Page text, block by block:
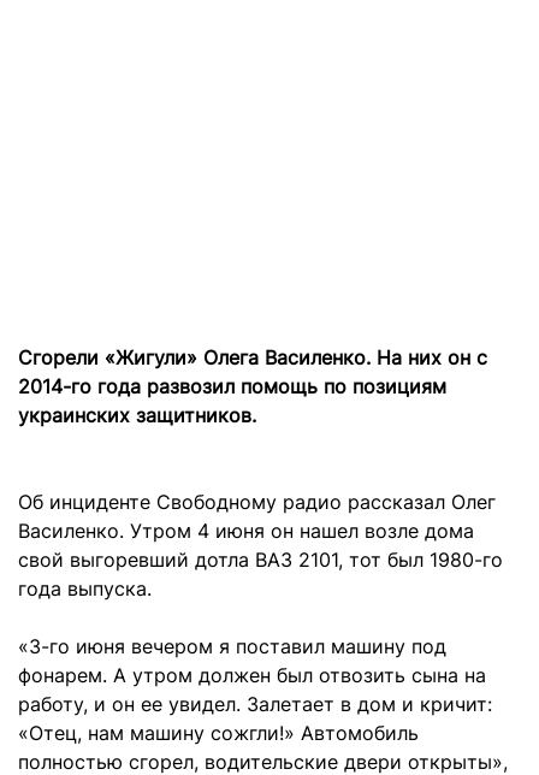
Сгорели «Жигули» Олега Василенко. На них он с
2014-го года развозил помощь по позициям
украинских защитников.
Об инциденте Свободному радио рассказал Олег
Василенко. Утром 4 июня он нашел возле дома
свой выгоревший дотла ВАЗ 2101, тот был 1980-го
года выпуска.
«3-го июня вечером я поставил машину под
фонарем. А утром должен был отвозить сына на
работу, и он ее увидел. Залетает в дом и кричит:
«Отец, нам машину сожгли!» Автомобиль
полностью сгорел, водительские двери открыты»,